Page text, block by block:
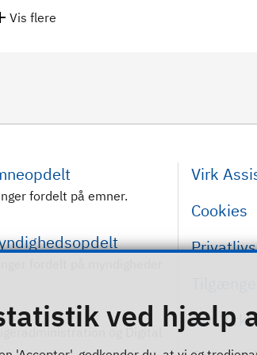
ved hjælp
Vis flere
fordelt på emner.
Virk
Cookies
Om Virk